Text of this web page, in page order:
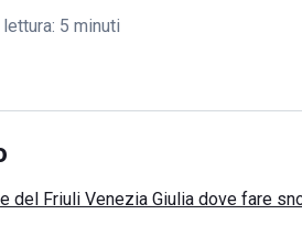
5 minuti
del Friuli Venezia Giulia dove fare